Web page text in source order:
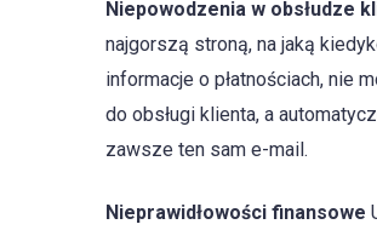
Niepowodzenia w obsłudze
najgorszą stroną, na jaką
informacje o płatnościach, nie
do obsługi klienta, a
zawsze ten sam e-mail.
Nieprawidłowości finansowe